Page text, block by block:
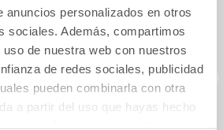
anuncios personalizados en otros
sociales. Además, compartimos
de nuestra web con nuestros
de redes sociales, publicidad
pueden combinarla con otra
a partir del uso que hayas hecho